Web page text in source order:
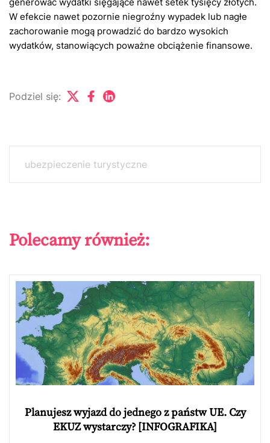
W efekcie nawet pozornie niegroźny wypadek lub nagłe
zachorowanie mogą prowadzić do bardzo wysokich
wydatków, stanowiących poważne obciążenie finansowe.
Podziel się:
ubezpieczenie turystyczne
Polecamy również:
Planujesz wyjazd do jednego z państw UE. Czy
EKUZ wystarczy? [INFOGRAFIKA]